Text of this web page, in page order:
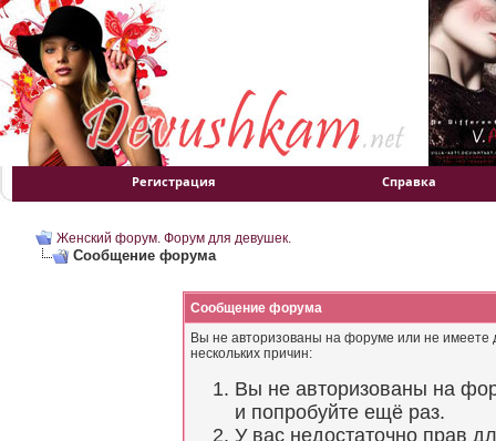
Регистрация Справка
Женский форум. Форум для девушек.
Сообщение форума
Сообщение форума
Вы не авторизованы на форуме или не имеете
нескольких причин:
Вы не авторизованы на
и попробуйте ещё раз.
У вас недостаточно прав